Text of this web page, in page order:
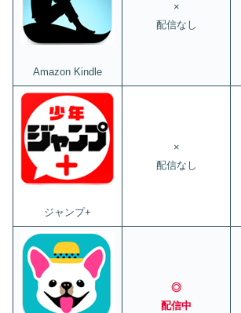
Amazon Kindle
×
配信なし
ジャンプ+
×
配信なし
◎
配信中